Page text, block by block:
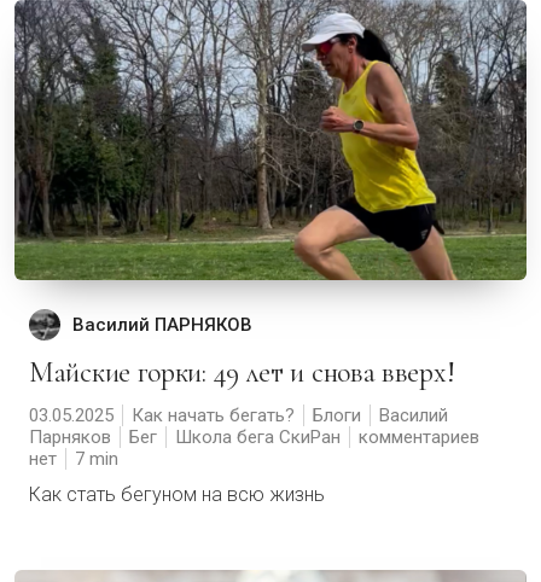
Василий ПАРНЯКОВ
Майские горки: 49 лет и снова вверх!
03.05.2025 Как начать бегать? Блоги
Василий
Парняков
Бег Школа бега СкиРан
комментариев
нет
7
Как стать бегуном на всю жизнь